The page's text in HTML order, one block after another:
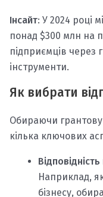
Інсайт: У 2024 році
понад $300 млн на
підприємців через
інструменти.
Як вибрати
Обираючи
кілька ключових
Наприклад,
бізнесу,